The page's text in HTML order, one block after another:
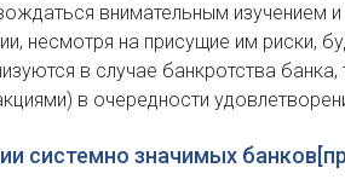
внимательным изучением
несмотря на присущие им риски,
в случае банкротства банка,
в очередности
системно значимых